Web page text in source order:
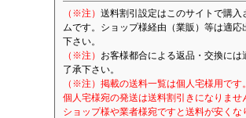
（※注） 送料割引設定はこのサイトで購入
ムです。ショップ様経由（業販）等は適応
下さい。
（※注） お客様都合による返品・交換に
了承下さい。
（※注）掲載の送料一覧は個人宅様用です。
個人宅様宛の発送は送料割引きになりませ
ショップ様や業者様宛ですと送料が安く